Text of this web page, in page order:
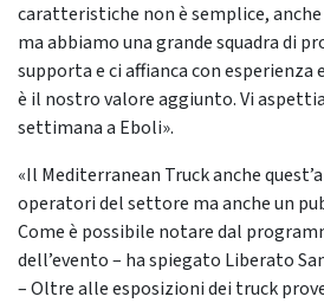
caratteristiche non è semplice,
ma abbiamo una grande squadra di
supporta e ci affianca con esperienza
è il nostro valore aggiunto. Vi
settimana a Eboli».
«Il Mediterranean Truck anche
operatori del settore ma anche un
Come è possibile notare dal
dell’evento – ha spiegato Liberato
– Oltre alle esposizioni dei truck